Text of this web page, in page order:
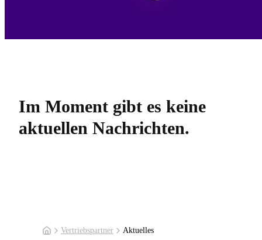
Im Moment gibt es keine
aktuellen Nachrichten.
Vertriebspartner Aktuelles